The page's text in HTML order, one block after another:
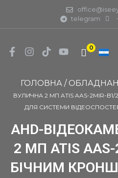
telegram
0
ГОЛОВНА /
ВУЛИЧНА 2 МП ATIS AAS-2MIR-
ДЛЯ СИСТЕМИ
AHD-
2 МП ATIS
БІЧНИМ